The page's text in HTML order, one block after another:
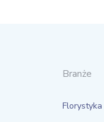
Branże
Florystyka